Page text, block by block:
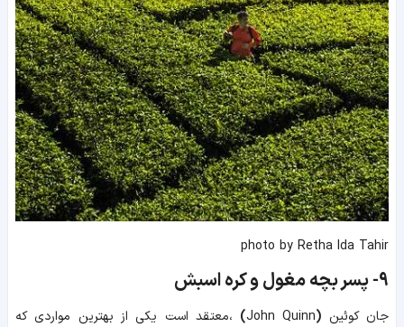
photo by Retha Ida Tahir
9- پسر بچه مغول و کره اسبش
جان کوئین (
John Quinn
) ،معتقد است یکی از بهترین مواردی که